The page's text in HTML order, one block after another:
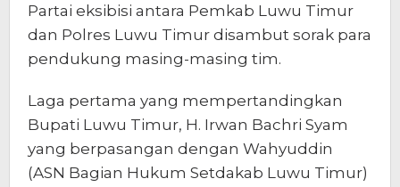
Partai eksibisi antara Pemkab Luwu Timur
dan Polres Luwu Timur disambut sorak para
pendukung masing-masing tim.
Laga pertama yang mempertandingkan
Bupati Luwu Timur, H. Irwan Bachri Syam
yang berpasangan dengan Wahyuddin
(ASN Bagian Hukum Setdakab Luwu Timur)